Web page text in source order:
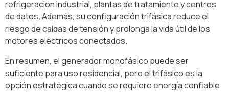
refrigeración industrial, plantas de tratamiento y centros
de datos. Además, su configuración trifásica reduce el
riesgo de caídas de tensión y prolonga la vida útil de los
motores eléctricos conectados.
En resumen, el generador monofásico puede ser
suficiente para uso residencial, pero el trifásico es la
opción estratégica cuando se requiere energía confiable